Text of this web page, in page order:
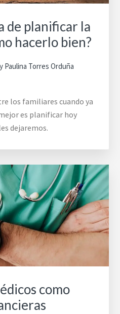
de planificar la
hacerlo bien?
Paulina Torres Orduña
los familiares cuando ya
es planificar hoy
dejaremos.
como